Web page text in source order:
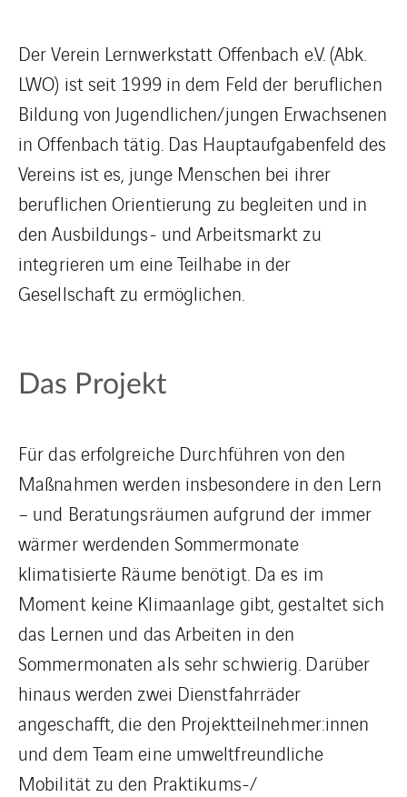
Der Verein Lernwerkstatt Offenbach e.V. (Abk.
LWO) ist seit 1999 in dem Feld der beruflichen
Bildung von Jugendlichen/jungen Erwachsenen
in Offenbach tätig. Das Hauptaufgabenfeld des
Vereins ist es, junge Menschen bei ihrer
beruflichen Orientierung zu begleiten und in
den Ausbildungs- und Arbeitsmarkt zu
integrieren um eine Teilhabe in der
Gesellschaft zu ermöglichen.
Das Projekt
Für das erfolgreiche Durchführen von den
Maßnahmen werden insbesondere in den Lern
– und Beratungsräumen aufgrund der immer
wärmer werdenden Sommermonate
klimatisierte Räume benötigt. Da es im
Moment keine Klimaanlage gibt, gestaltet sich
das Lernen und das Arbeiten in den
Sommermonaten als sehr schwierig. Darüber
hinaus werden zwei Dienstfahrräder
angeschafft, die den Projektteilnehmer:innen
und dem Team eine umweltfreundliche
Mobilität zu den Praktikums-/